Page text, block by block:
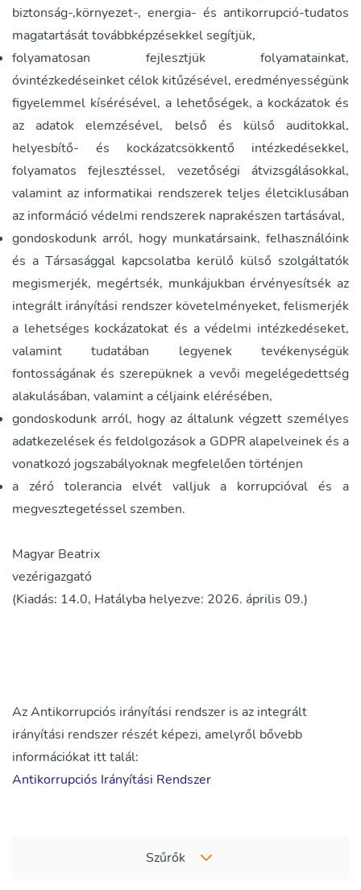
biztonság-,környezet-, energia- és antikorrupció-tudatos
magatartását továbbképzésekkel segítjük,
folyamatosan fejlesztjük folyamatainkat,
óvintézkedéseinket célok kitűzésével, eredményességünk
figyelemmel kísérésével, a lehetőségek, a kockázatok és
az adatok elemzésével, belső és külső auditokkal,
helyesbítő- és kockázatcsökkentő intézkedésekkel,
folyamatos fejlesztéssel, vezetőségi átvizsgálásokkal,
valamint az informatikai rendszerek teljes életciklusában
az információ védelmi rendszerek naprakészen tartásával,
gondoskodunk arról, hogy munkatársaink, felhasználóink
és a Társasággal kapcsolatba kerülő külső szolgáltatók
megismerjék, megértsék, munkájukban érvényesítsék az
integrált irányítási rendszer követelményeket, felismerjék
a lehetséges kockázatokat és a védelmi intézkedéseket,
valamint tudatában legyenek tevékenységük
fontosságának és szerepüknek a vevői megelégedettség
alakulásában, valamint a céljaink elérésében,
gondoskodunk arról, hogy az általunk végzett személyes
adatkezelések és feldolgozások a GDPR alapelveinek és a
vonatkozó jogszabályoknak megfelelően történjen
a zéró tolerancia elvét valljuk a korrupcióval és a
megvesztegetéssel szemben.
Magyar Beatrix
vezérigazgató
(Kiadás: 14.0, Hatályba helyezve: 2026. április 09.)
Az Antikorrupciós irányítási rendszer is az integrált
irányítási rendszer részét képezi, amelyről bővebb
információkat itt talál:
Antikorrupciós Irányítási Rendszer
Szűrők